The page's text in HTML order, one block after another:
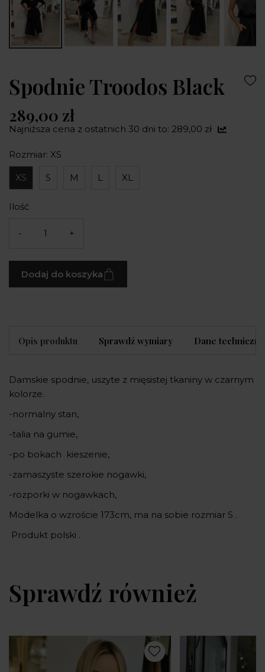
Spodnie Troodos Black
289,00 zł
Najniższa cena z ostatnich 30 dni to: 289,00 zł
Rozmiar: XS
XS S M L XL
Ilość
- +
Dodaj do koszyka
Opis produktu Sprawdź wymiary Dane techniczne
Damskie spodnie, uszyte z mięsistej tkaniny w czarnym
kolorze.
-normalny stan,
-talia na gumie,
-po bokach kieszenie,
-zamaszyste szerokie nogawki,
-rozporki w nogawkach,
Modelka o wzroście 173cm, ma na sobie rozmiar S .
Produkt polski .
Sprawdź również